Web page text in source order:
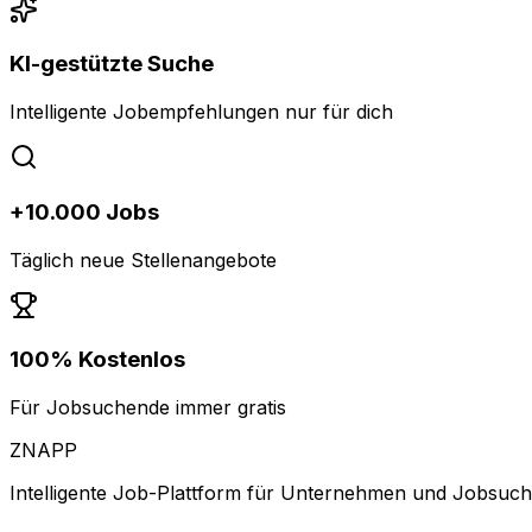
KI-gestützte Suche
Intelligente Jobempfehlungen nur für dich
+10.000 Jobs
Täglich neue Stellenangebote
100% Kostenlos
Für Jobsuchende immer gratis
ZNAPP
Intelligente Job-Plattform für Unternehmen und